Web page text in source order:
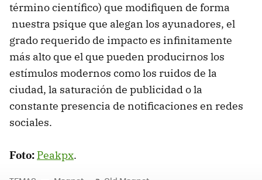
término científico) que modifiquen de forma
nuestra psique que alegan los ayunadores, el
grado requerido de impacto es infinitamente
más alto que el que pueden producirnos los
estímulos modernos como los ruidos de la
ciudad, la saturación de publicidad o la
constante presencia de notificaciones en redes
sociales.
Foto: Peakpx.